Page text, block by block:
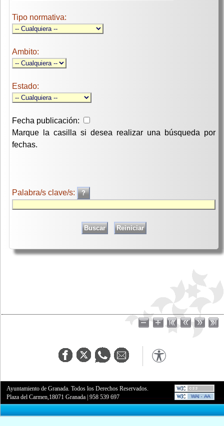
Tipo normativa:
Ambito:
Estado:
Fecha publicación:
Marque la casilla si desea realizar una búsqueda por
fechas.
Palabra/s clave/s:
Ayuntamiento de Granada. Todos los Derechos Reservados.
Plaza del Carmen,18071 Granada |958 539 697